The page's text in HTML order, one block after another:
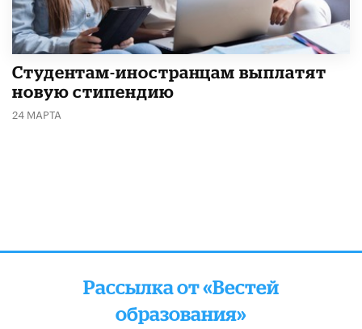
Студентам-иностранцам выплатят
новую стипендию
24 МАРТА
Рассылка от «Вестей
образования»